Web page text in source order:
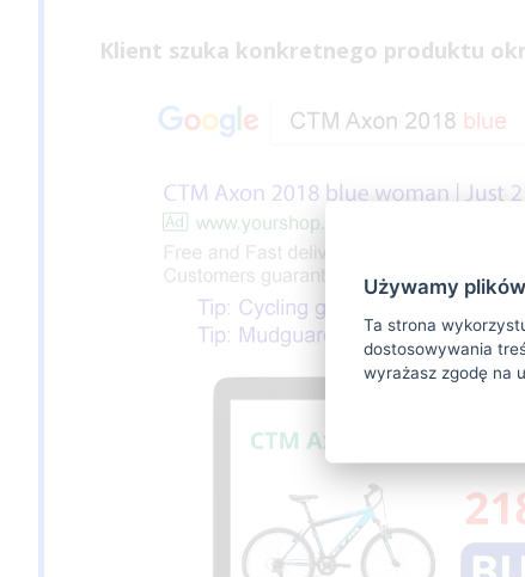
Klient szuka konkretnego produktu
Używamy
Ta strona
dostosowywania
wyrażasz zgodę na